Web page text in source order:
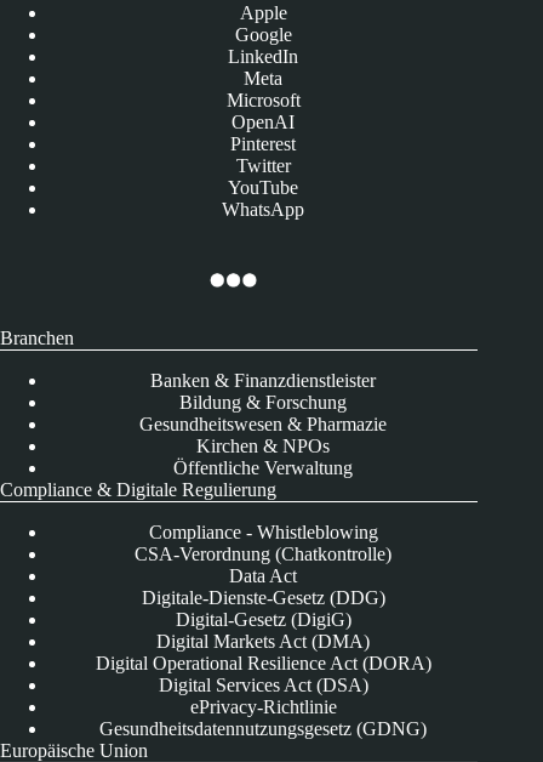
Apple
Google
LinkedIn
Meta
Microsoft
OpenAI
Pinterest
Twitter
YouTube
WhatsApp
Branchen
Banken & Finanzdienstleister
Bildung & Forschung
Gesundheitswesen & Pharmazie
Kirchen & NPOs
Öffentliche Verwaltung
Compliance & Digitale Regulierung
Compliance - Whistleblowing
CSA-Verordnung (Chatkontrolle)
Data Act
Digitale-Dienste-Gesetz (DDG)
Digital-Gesetz (DigiG)
Digital Markets Act (DMA)
Digital Operational Resilience Act (DORA)
Digital Services Act (DSA)
ePrivacy-Richtlinie
Gesundheitsdatennutzungsgesetz (GDNG)
Europäische Union